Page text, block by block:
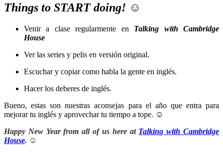
Things to START doing! ☺
Venir a clase regularmente en Talking with Cambridge
House
Ver las series y pelis en versión original.
Escuchar y copiar como habla la gente en inglés.
Hacer los deberes de inglés.
Bueno, estas son nuestras aconsejas para el año que entra para
mejorar tu inglés y aprovechar tu tiempo a tope. ☺
Happy New Year from all of us here at Talking with Cambridge
House. ☺